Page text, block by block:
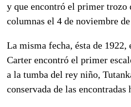
y que encontró el primer trozo
columnas el 4 de noviembre
La misma fecha, ésta de 1922,
Carter encontró el primer
a la tumba del rey niño,
conservada de las encontradas